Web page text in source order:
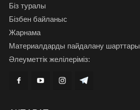
Біз туралы
Бізбен байланыс
Жарнама
Материалдарды пайдалану шарттары
Әлеуметтік желілеріміз: